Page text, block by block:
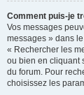
Comment puis-je
Vos messages
messages » dans
« Rechercher les
ou bien en cliquant
du forum. Pour
choisissez les